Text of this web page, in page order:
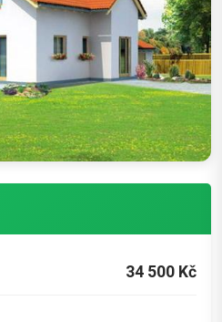
34 500 Kč